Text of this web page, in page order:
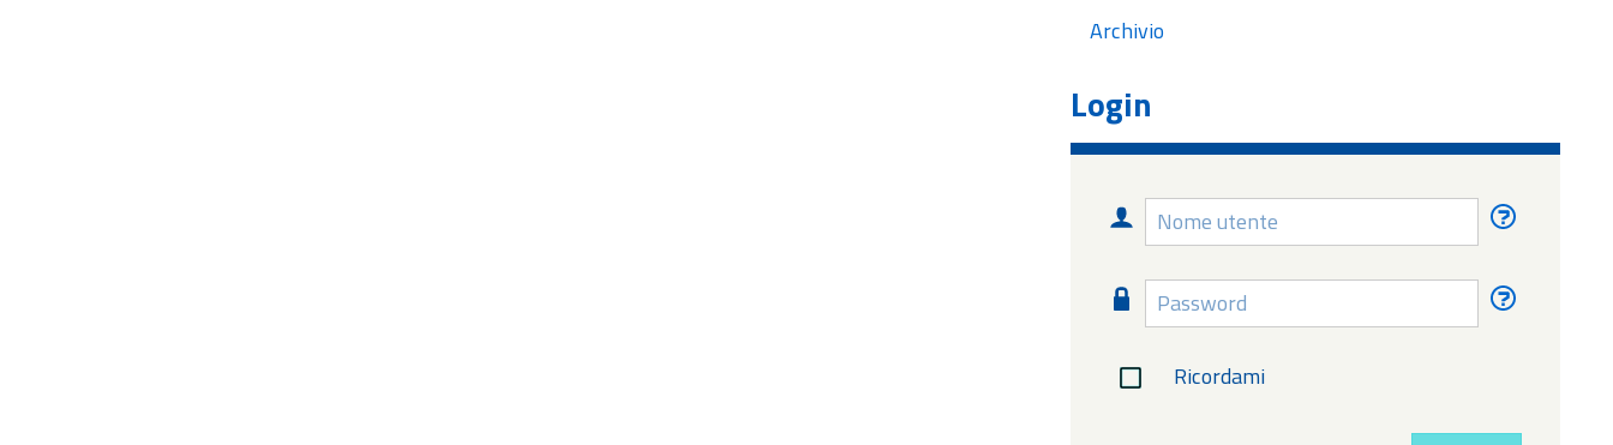
Archivio
Login
Nome
utente
Nome
utente
Password
Password
Ricordami